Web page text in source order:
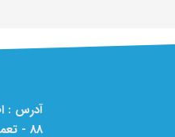
88 - تعمیرگاه تخصصی لوازم خانگی الو تعمیر